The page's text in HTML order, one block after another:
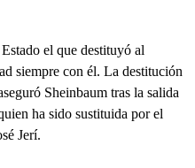
el que destituyó al
siempre con él. La destitución
Sheinbaum tras la salida
ha sido sustituida por el
Jerí.